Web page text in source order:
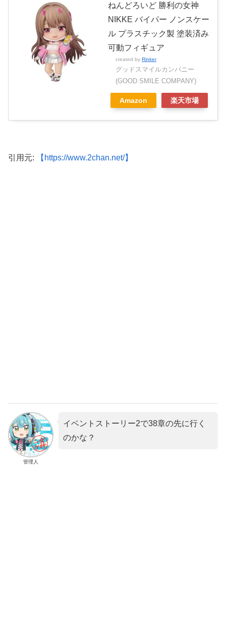
ねんどろいど 勝利の女神
NIKKE バイパー ノンスケー
ル プラスチック製 塗装済み
可動フィギュア
created by Rinker
グッドスマイルカンパニー
(GOOD SMILE COMPANY)
Amazon 楽天市場
引用元: 【https://www.2chan.net/】
管理人
イベントストーリー2で38章の先に行く
のかな？